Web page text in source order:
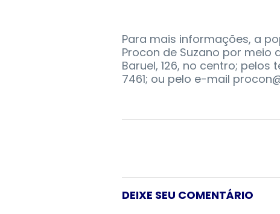
Para mais informações, a
Procon de Suzano por meio
Baruel, 126, no centro; pelos
7461; ou pelo e-mail
DEIXE SEU COMENTÁRIO